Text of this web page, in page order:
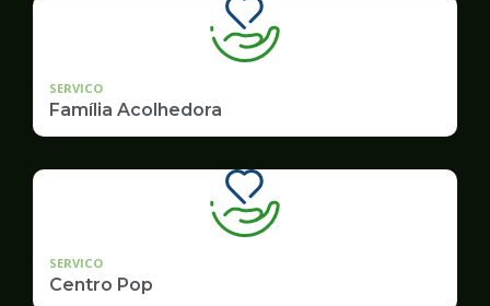
SERVICO
Família Acolhedora
SERVICO
Centro Pop